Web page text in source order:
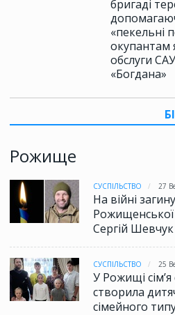
бригаді
«пекельні
окупантам
обслуги
«Богдана»
Рожище
СУСПІЛЬСТВО 27
На війні
Сергій Шевчук
СУСПІЛЬСТВО 25
У Рожищі
створила
сімейного